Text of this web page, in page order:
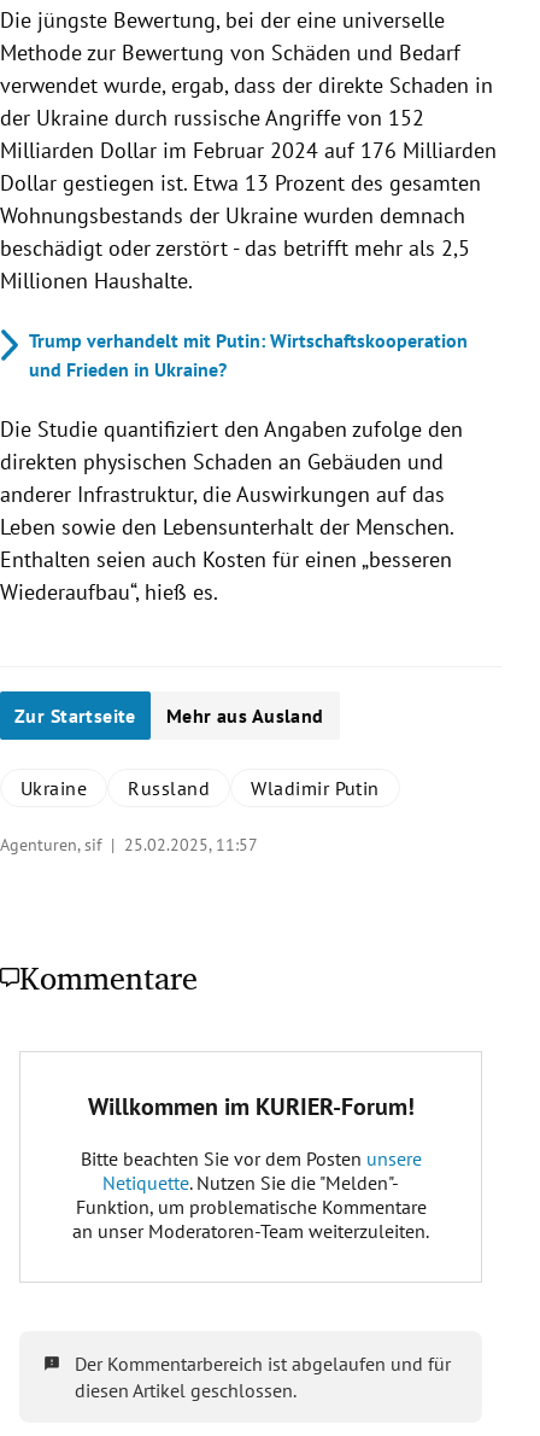
Die jüngste Bewertung, bei der eine universelle
Methode zur Bewertung von Schäden und Bedarf
verwendet wurde, ergab, dass der direkte Schaden in
der Ukraine durch russische Angriffe von 152
Milliarden Dollar im Februar 2024 auf 176 Milliarden
Dollar gestiegen ist. Etwa 13 Prozent des gesamten
Wohnungsbestands der Ukraine wurden demnach
beschädigt oder zerstört - das betrifft mehr als 2,5
Millionen Haushalte.
Trump verhandelt mit Putin: Wirtschaftskooperation
und Frieden in Ukraine?
Die Studie quantifiziert den Angaben zufolge den
direkten physischen Schaden an Gebäuden und
anderer Infrastruktur, die Auswirkungen auf das
Leben sowie den Lebensunterhalt der Menschen.
Enthalten seien auch Kosten für einen „besseren
Wiederaufbau“, hieß es.
Zur Startseite Mehr aus Ausland
Ukraine Russland Wladimir Putin
Agenturen, sif | 25.02.2025, 11:57
Kommentare